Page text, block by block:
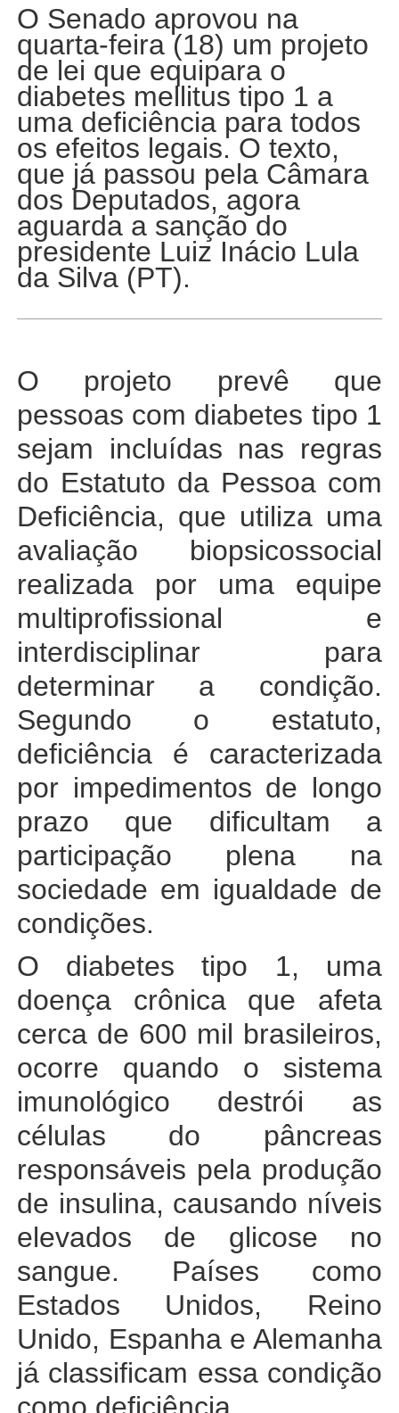
O Senado aprovou na
quarta-feira (18) um projeto
de lei que equipara o
diabetes mellitus tipo 1 a
uma deficiência para todos
os efeitos legais. O texto,
que já passou pela Câmara
dos Deputados, agora
aguarda a sanção do
presidente Luiz Inácio Lula
da Silva (PT).
O projeto prevê que
pessoas com diabetes tipo 1
sejam incluídas nas regras
do Estatuto da Pessoa com
Deficiência, que utiliza uma
avaliação biopsicossocial
realizada por uma equipe
multiprofissional e
interdisciplinar para
determinar a condição.
Segundo o estatuto,
deficiência é caracterizada
por impedimentos de longo
prazo que dificultam a
participação plena na
sociedade em igualdade de
condições.
O diabetes tipo 1, uma
doença crônica que afeta
cerca de 600 mil brasileiros,
ocorre quando o sistema
imunológico destrói as
células do pâncreas
responsáveis pela produção
de insulina, causando níveis
elevados de glicose no
sangue. Países como
Estados Unidos, Reino
Unido, Espanha e Alemanha
já classificam essa condição